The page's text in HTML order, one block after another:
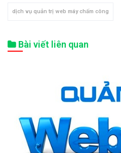
dịch vụ quản trị web máy chấm công
Bài viết liên quan